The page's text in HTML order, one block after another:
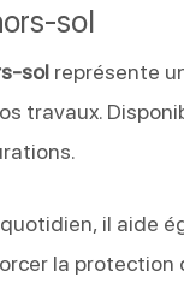
sol
sol représente
travaux.
il aide
la protection